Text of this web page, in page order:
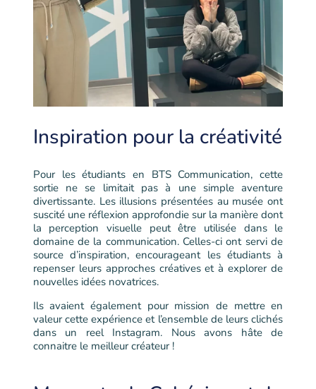
Inspiration pour la créativité
Pour les étudiants en BTS Communication, cette
sortie ne se limitait pas à une simple aventure
divertissante. Les illusions présentées au musée ont
suscité une réflexion approfondie sur la manière dont
la perception visuelle peut être utilisée dans le
domaine de la communication. Celles-ci ont servi de
source d’inspiration, encourageant les étudiants à
repenser leurs approches créatives et à explorer de
nouvelles idées novatrices.
Ils avaient également pour mission de mettre en
valeur cette expérience et l’ensemble de leurs clichés
dans un reel Instagram. Nous avons hâte de
connaitre le meilleur créateur !